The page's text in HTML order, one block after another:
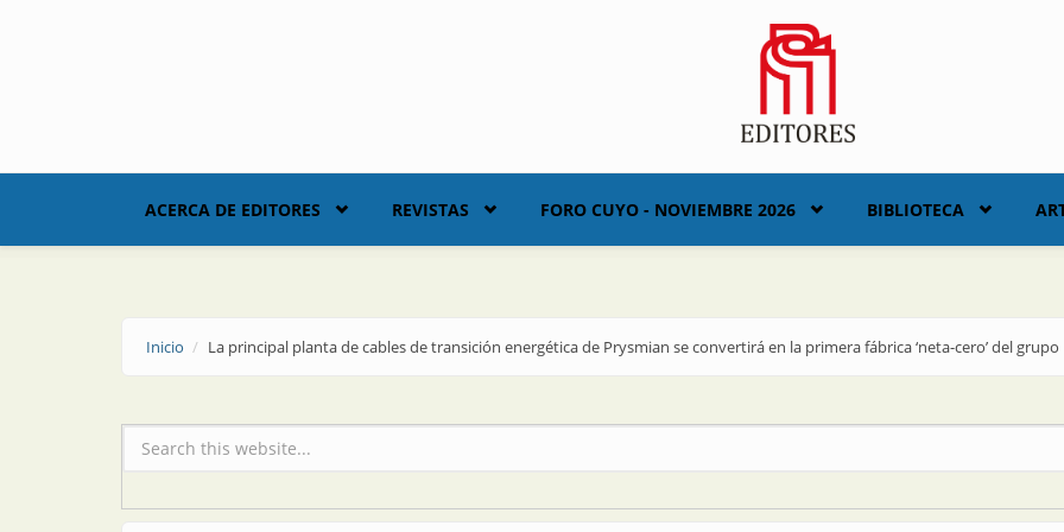
ACERCA DE EDITORES REVISTAS FORO CUYO - NOVIEMBRE 2026 BIBLIOTECA
Inicio La principal planta de cables de transición energética de Prysmian se convertirá en la primera fábrica ‘neta-cero’ del grupo
Formulario de búsqueda